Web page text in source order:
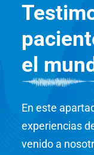
el
En este
experiencias
venido a